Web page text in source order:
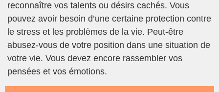
reconnaître vos talents ou désirs cachés. Vous
pouvez avoir besoin d’une certaine protection contre
le stress et les problèmes de la vie. Peut-être
abusez-vous de votre position dans une situation de
votre vie. Vous devez encore rassembler vos
pensées et vos émotions.